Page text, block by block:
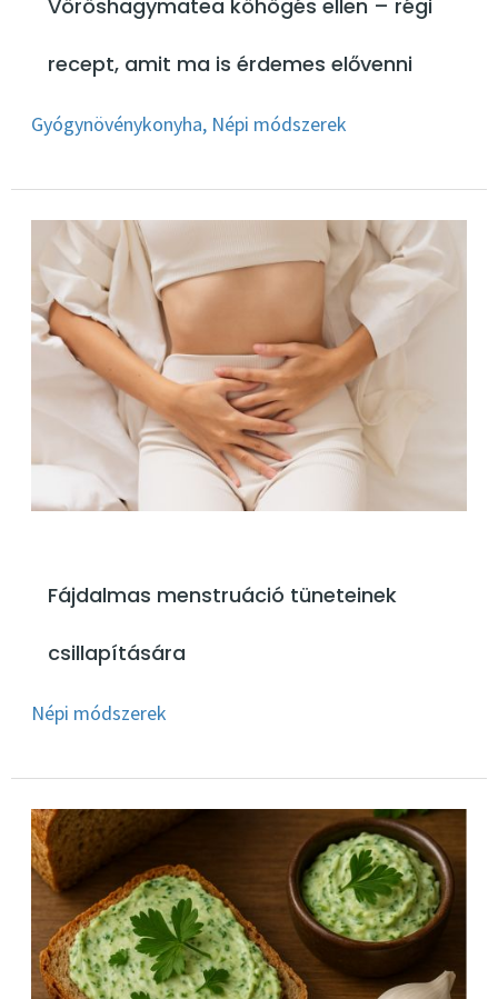
Vöröshagymatea köhögés ellen – régi
recept, amit ma is érdemes elővenni
Gyógynövénykonyha, Népi módszerek
Fájdalmas menstruáció tüneteinek
csillapítására
Népi módszerek